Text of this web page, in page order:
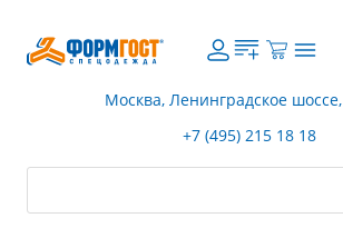
Москва, Ленинградское
+7 (495) 215 18 18